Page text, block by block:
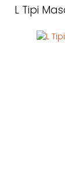
L Tipi